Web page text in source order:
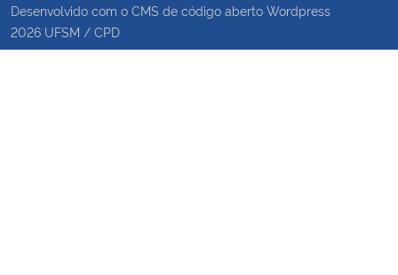
Desenvolvido com o CMS de código aberto Wordpress
2026 UFSM / CPD